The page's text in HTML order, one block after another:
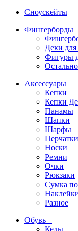
Сноускейты
Фингерборды
Деки
Фигуры
Аксессуары
Кепки
Кепки
Панамы
Шапки
Шарфы
Перчатки
Носки
Ремни
Очки
Рюкзаки
Сумка
Разное
Обувь
Кеды